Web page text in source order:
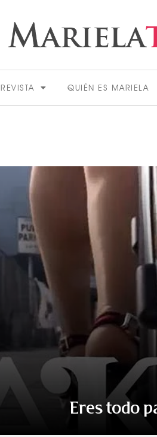
REVISTA QUIÉN ES MARIELA
VER
VER TODAS LAS
Eres todo